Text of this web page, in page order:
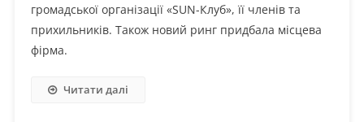
громадської організації «SUN-Клуб», її членів та
прихильників. Також новий ринг придбала місцева
фірма.
Читати далі